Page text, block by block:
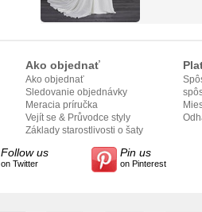
Ako objednať
Ako objednať
Sledovanie objednávky
Meracia príručka
Vejít se & Průvodce styly
Základy starostlivosti o šaty
Follow us
on Twitter
Pin us
on Pinterest